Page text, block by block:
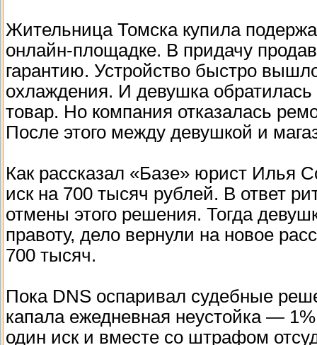
Жительница Томска купила
онлайн-площадке. В придачу
гарантию. Устройство быстро
охлаждения. И девушка
товар. Но компания отказалась
После этого между девушкой и
Как рассказал «Базе» юрист Илья
иск на 700 тысяч рублей. В ответ
отмены этого решения. Тогда
правоту, дело вернули на новое
700 тысяч.
Пока DNS оспаривал судебные
капала ежедневная неустойка —
один иск и вместе со штрафом